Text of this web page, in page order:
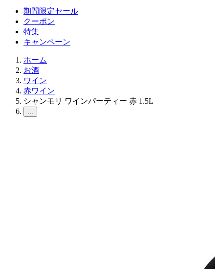
期間限定セール
クーポン
特集
キャンペーン
ホーム
お酒
ワイン
赤ワイン
シャンモリ ワインパーティー 赤 1.5L
...